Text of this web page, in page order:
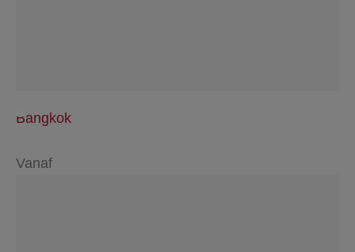
Bangkok
Vanaf